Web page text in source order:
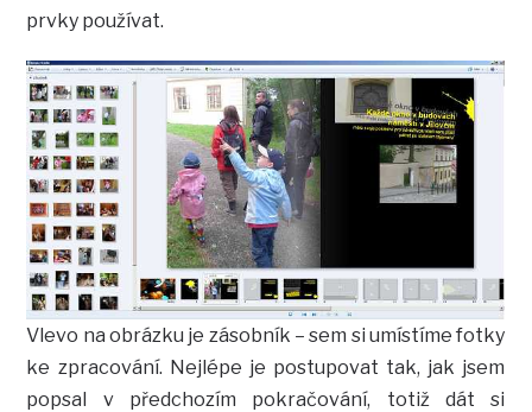
prvky používat.
Vlevo na obrázku je zásobník – sem si umístíme fotky
ke zpracování. Nejlépe je postupovat tak, jak jsem
popsal v předchozím pokračování, totiž dát si